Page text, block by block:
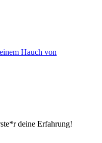
Hauch von
deine Erfahrung!